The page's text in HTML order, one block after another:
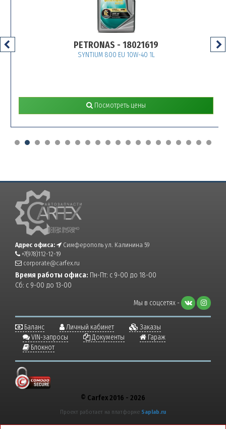
PETRONAS - 18021619
SYNTIUM 800 EU 10W-40 1L
Посмотреть цены
Адрес офиса:
Симферополь ул. Калинина 59
+7(978)112-12-19
corporate@carfex.ru
Время работы офиса: Пн-Пт: с 9-00 до 18-00
Сб: с 9-00 до 13-00
Мы в соцсетях -
Баланс Личный кабинет
Заказы
VIN-запросы
Документы
Гараж
Блокнот
© Carfex 2016 - 2026
Проект работает на платформе Saplab.ru